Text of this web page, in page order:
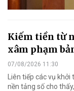
Kiếm tiền từ
xâm phạm
07/08/2026 11:30
Liên tiếp các vụ
nền tảng số cho